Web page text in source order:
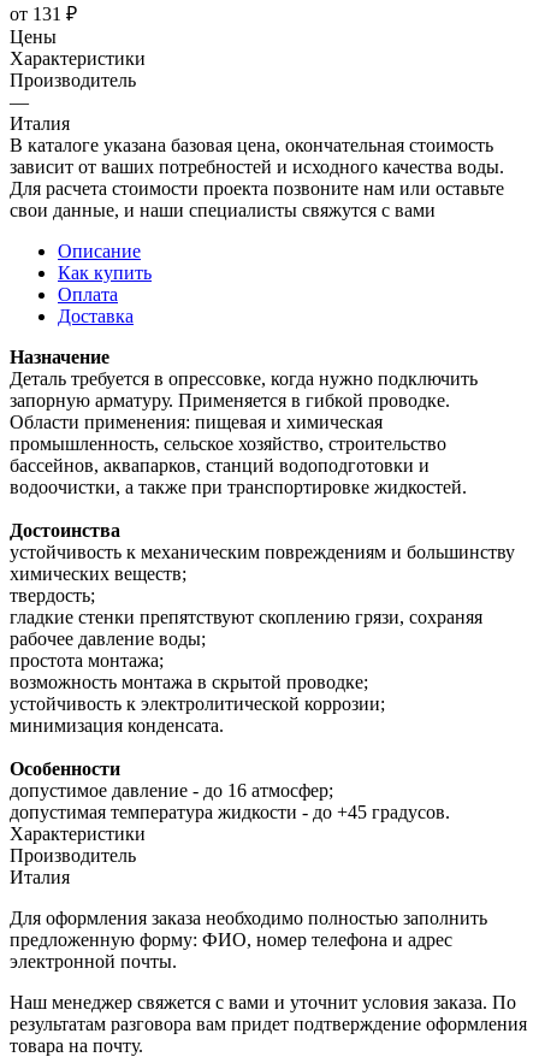
от 131 ₽
Цены
Характеристики
Производитель
—
Италия
В каталоге указана базовая цена, окончательная стоимость
зависит от ваших потребностей и исходного качества воды.
Для расчета стоимости проекта позвоните нам или оставьте
свои данные, и наши специалисты свяжутся с вами
Описание
Как купить
Оплата
Доставка
Назначение
Деталь требуется в опрессовке, когда нужно подключить
запорную арматуру. Применяется в гибкой проводке.
Области применения: пищевая и химическая
промышленность, сельское хозяйство, строительство
бассейнов, аквапарков, станций водоподготовки и
водоочистки, а также при транспортировке жидкостей.
Достоинства
устойчивость к механическим повреждениям и большинству
химических веществ;
твердость;
гладкие стенки препятствуют скоплению грязи, сохраняя
рабочее давление воды;
простота монтажа;
возможность монтажа в скрытой проводке;
устойчивость к электролитической коррозии;
минимизация конденсата.
Особенности
допустимое давление - до 16 атмосфер;
допустимая температура жидкости - до +45 градусов.
Характеристики
Производитель
Италия
Для оформления заказа необходимо полностью заполнить
предложенную форму: ФИО, номер телефона и адрес
электронной почты.
Наш менеджер свяжется с вами и уточнит условия заказа. По
результатам разговора вам придет подтверждение оформления
товара на почту.